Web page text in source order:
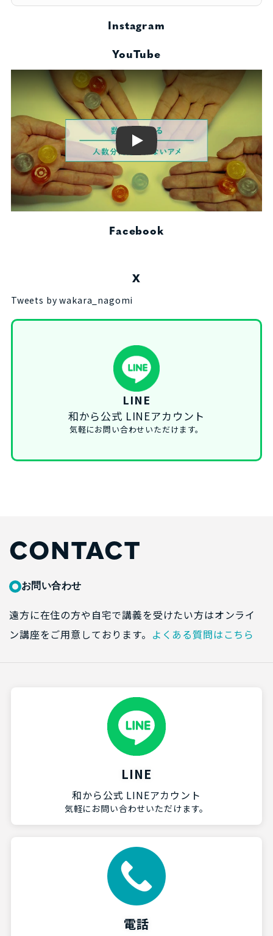
Instagram
YouTube
Play
Facebook
X
Tweets by wakara_nagomi
LINE
和から公式 LINEアカウント
気軽にお問い合わせいただけます。
CONTACT
お問い合わせ
遠方に在住の方や自宅で講義を受けたい方はオンライ
ン講座をご用意しております。 よくある質問はこちら
LINE
和から公式 LINEアカウント
気軽にお問い合わせいただけます。
電話